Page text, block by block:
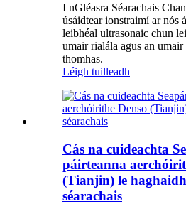
I nGléasra Séarachais
úsáidtear ionstraimí ar nós
leibhéal ultrasonaic chun
umair rialála agus an
thomhas.
Léigh tuilleadh
Cás na cuideachta
páirteanna
(Tianjin) le
séarachais